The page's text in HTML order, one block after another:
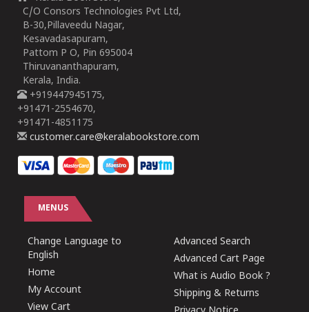
C/O Consors Technologies Pvt Ltd,
B-30,Pillaveedu Nagar,
Kesavadasapuram,
Pattom P O, Pin 695004
Thiruvananthapuram,
Kerala, India.
+919447945175,
+91471-2554670,
+91471-4851175
customer.care@keralabookstore.com
MENUS
Change Language to
English
Home
My Account
View Cart
Advanced Search
Advanced Cart Page
What is Audio Book ?
Shipping & Returns